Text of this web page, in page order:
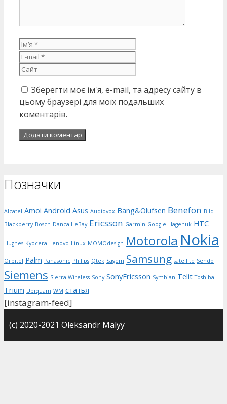
Ім’я
Зберегти моє ім'я, e-mail, та адресу сайту в
цьому браузері для моїх подальших
коментарів.
Позначки
Alcatel Amoi Android Asus Audiovox Bang&Olufsen Benefon Bild
Blackberry Bosch Dancall eBay Ericsson Garmin Google Hagenuk HTC
Hughes Kyocera Lenovo Linux MOMOdesign Motorola Nokia
Orbitel Palm Panasonic Philips Qtek Sagem Samsung satellite Sendo
Siemens Sierra Wireless Sony SonyEricsson Symbian Telit Toshiba
Trium Ubiquam WM статья
[instagram-feed]
(с) 2020-2021 Oleksandr Malyy